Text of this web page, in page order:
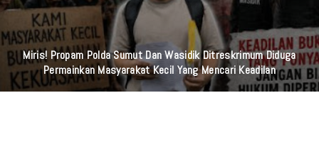
Miris! Propam Polda Sumut Dan Wasidik Ditreskrimum Diduga
Permainkan Masyarakat Kecil Yang Mencari Keadilan